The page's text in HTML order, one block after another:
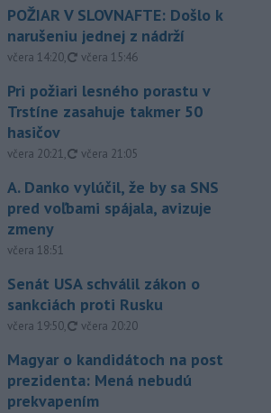
POŽIAR V SLOVNAFTE: Došlo k
narušeniu jednej z nádrží
včera 14:20, aktualizované
včera 15:46
Pri požiari lesného porastu v
Trstíne zasahuje takmer 50
hasičov
včera 20:21, aktualizované
včera 21:05
A. Danko vylúčil, že by sa SNS
pred voľbami spájala, avizuje
zmeny
včera 18:51
Senát USA schválil zákon o
sankciách proti Rusku
včera 19:50, aktualizované
včera 20:20
Magyar o kandidátoch na post
prezidenta: Mená nebudú
prekvapením